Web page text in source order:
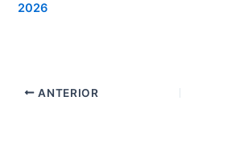
2026
ANTERIOR